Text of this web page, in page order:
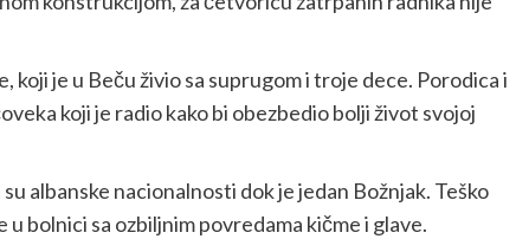
koji je u Beču živio sa suprugom i troje dece. Porodica i
koji je radio kako bi obezbedio bolji život svojoj
albanske nacionalnosti dok je jedan Božnjak. Teško
bolnici sa ozbiljnim povredama kičme i glave.